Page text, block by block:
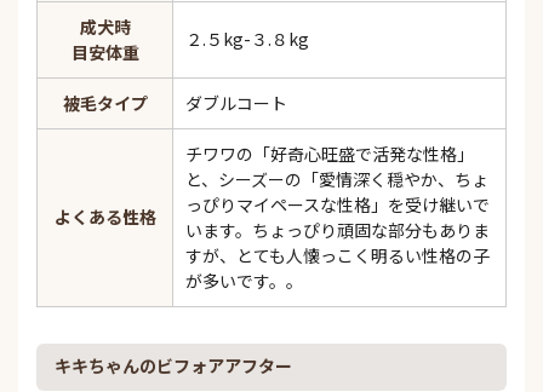
成犬時
目安体重
２.５kg-３.８kg
被毛タイプ ダブルコート
よくある性格
チワワの「好奇心旺盛で活発な性格」
と、シーズーの「愛情深く穏やか、ちょ
っぴりマイペースな性格」を受け継いで
います。ちょっぴり頑固な部分もありま
すが、とても人懐っこく明るい性格の子
が多いです。。
キキちゃんのビフォアアフター